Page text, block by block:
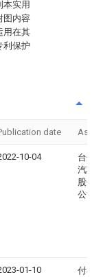
本实用
图内容
用在其
利保护
date
10-04
台州
汽车
股份
公司
01-10 付小